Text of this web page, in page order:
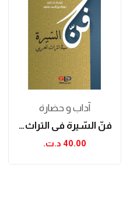
آداب و حضارة
فنّ السّيرة في التراث العربي
40.00 د.ت.‏